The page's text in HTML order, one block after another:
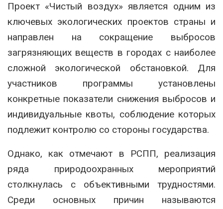
Проект «Чистый воздух» является одним из
ключевых экологических проектов страны и
направлен на сокращение выбросов
загрязняющих веществ в городах с наиболее
сложной экологической обстановкой. Для
участников программы установлены
конкретные показатели снижения выбросов и
индивидуальные квоты, соблюдение которых
подлежит контролю со стороны государства.
Однако, как отмечают в РСПП, реализация
ряда природоохранных мероприятий
столкнулась с объективными трудностями.
Среди основных причин называются